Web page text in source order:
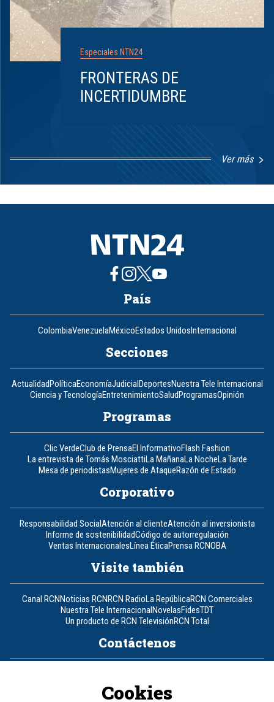
Especiales NTN24
FRONTERAS DE
INCERTIDUMBRE
Ver más
8
País
ColombiaVenezuelaMéxicoEstados UnidosInternacional
Secciones
ActualidadPolíticaEconomíaJudicialDeportesNuestra Tele Internacional
Ciencia y TecnologíaEntretenimientoSaludProgramasOpinión
Programas
Clic VerdeClub de PrensaEl InformativoFlash Fashion
La entrevista de Tomás MosciattiLa MañanaLa NocheLa Tarde
Mesa de periodistasMujeres de AtaqueRazón de Estado
Corporativo
Responsabilidad SocialAtención al clienteAtención al inversionista
Informe de sostenibilidadCódigo de autorregulación
Ventas InternacionalesLínea ÉticaPrensa RCNOBA
Visite también
Canal RCNNoticias RCNRCN RadioLa RepúblicaRCN Comerciales
Nuestra Tele InternacionalNovelasFidesTDT
Un producto de RCN TelevisiónRCN Total
Contáctenos
Cookies